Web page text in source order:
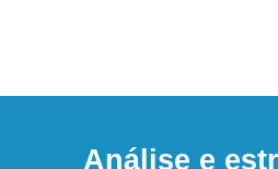
Análise e